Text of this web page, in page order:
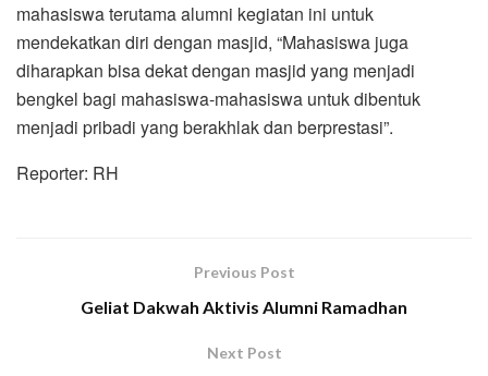
mahasiswa terutama alumni kegiatan ini untuk
mendekatkan diri dengan masjid, “Mahasiswa juga
diharapkan bisa dekat dengan masjid yang menjadi
bengkel bagi mahasiswa-mahasiswa untuk dibentuk
menjadi pribadi yang berakhlak dan berprestasi”.
Reporter: RH
Previous Post
Geliat Dakwah Aktivis Alumni Ramadhan
Next Post